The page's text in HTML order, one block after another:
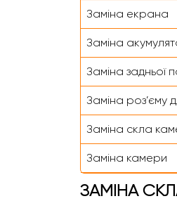
Заміна екрана
Заміна
Заміна задньої
Заміна роз’єму
Заміна скла
Заміна камери
ЗАМІНА